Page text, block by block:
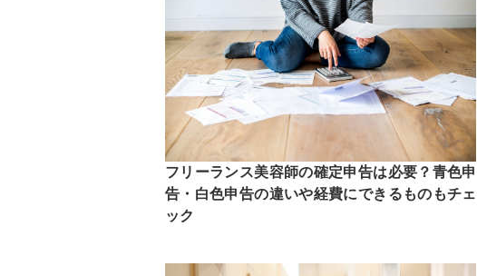
フリーランス美容師の確定申告は必要？青色申
告・白色申告の違いや経費にできるものもチェ
ック